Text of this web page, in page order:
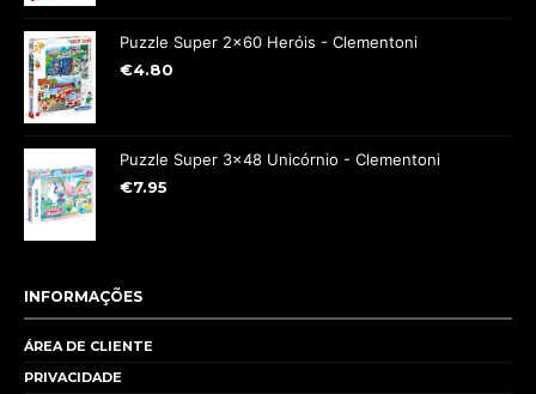
Puzzle Super 2x60 Heróis - Clementoni
€4.80
Puzzle Super 3x48 Unicórnio - Clementoni
€7.95
INFORMAÇÕES
ÁREA DE CLIENTE
PRIVACIDADE